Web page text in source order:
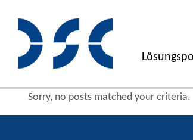
Sorry, no posts matched your criteria.